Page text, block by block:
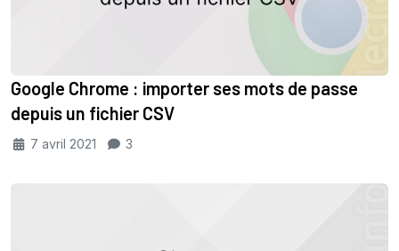
Google Chrome : importer ses mots de passe
depuis un fichier CSV
7 avril 2021 3